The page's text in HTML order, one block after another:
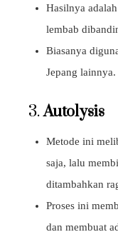
Hasilnya
lembab
Biasanya
Jepang lainnya.
3.Autolysis
Metode ini
saja, lalu
ditambahkan
Proses ini
dan membuat